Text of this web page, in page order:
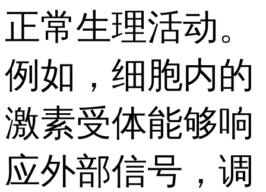
正常生理活动。
例如，细胞内的
激素受体能够响
应外部信号，调